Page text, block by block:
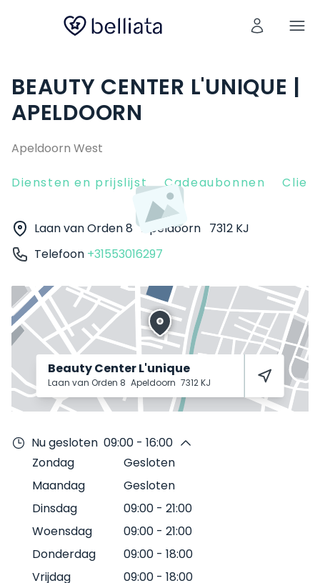
BEAUTY CENTER L'UNIQUE |
APELDOORN
Apeldoorn West
Diensten en prijslijst Cadeaubonnen
Laan van Orden 8 Apeldoorn 7312 KJ
Telefoon +31553016297
Beauty Center L'unique
Laan van Orden 8 Apeldoorn 7312 KJ
Nu gesloten 09:00 - 16:00
Zondag
Gesloten
Maandag
Gesloten
Dinsdag
09:00 - 21:00
Woensdag
09:00 - 21:00
Donderdag
09:00 - 18:00
Vrijdag
09:00 - 18:00